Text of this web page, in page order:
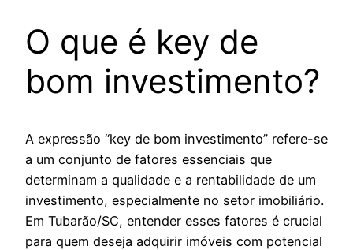
O que é key de
bom investimento?
A expressão “key de bom investimento” refere-se
a um conjunto de fatores essenciais que
determinam a qualidade e a rentabilidade de um
investimento, especialmente no setor imobiliário.
Em Tubarão/SC, entender esses fatores é crucial
para quem deseja adquirir imóveis com potencial